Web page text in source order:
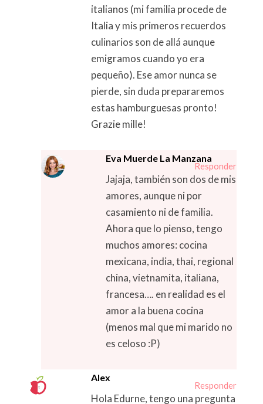
italianos (mi familia procede de
Italia y mis primeros recuerdos
culinarios son de allá aunque
emigramos cuando yo era
pequeño). Ese amor nunca se
pierde, sin duda prepararemos
estas hamburguesas pronto!
Grazie mille!
Responder
Eva Muerde La Manzana
Jajaja, también son dos de mis
amores, aunque ni por
casamiento ni de familia.
Ahora que lo pienso, tengo
muchos amores: cocina
mexicana, india, thai, regional
china, vietnamita, italiana,
francesa…. en realidad es el
amor a la buena cocina
(menos mal que mi marido no
es celoso :P)
Responder
Alex
Hola Edurne, tengo una pregunta